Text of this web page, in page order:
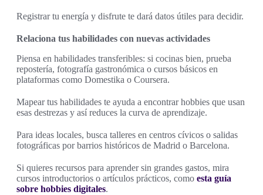
Registrar tu energía y disfrute te dará datos útiles para decidir.
Relaciona tus habilidades con nuevas actividades
Piensa en habilidades transferibles: si cocinas bien, prueba
repostería, fotografía gastronómica o cursos básicos en
plataformas como Domestika o Coursera.
Mapear tus habilidades te ayuda a encontrar hobbies que usan
esas destrezas y así reduces la curva de aprendizaje.
Para ideas locales, busca talleres en centros cívicos o salidas
fotográficas por barrios históricos de Madrid o Barcelona.
Si quieres recursos para aprender sin grandes gastos, mira
cursos introductorios o artículos prácticos, como esta guía
sobre hobbies digitales.